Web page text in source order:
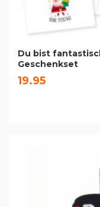
Du bist
Geschenkset
19.95